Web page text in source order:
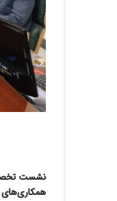
نشست
همکاری‌های